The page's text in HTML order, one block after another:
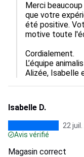
Merci
que votre
été positive.
motive toute
Cordialement.
L’équipe animalis
Alizée, Isabelle
Isabelle D.
22
Avis vérifié
Magasin correct